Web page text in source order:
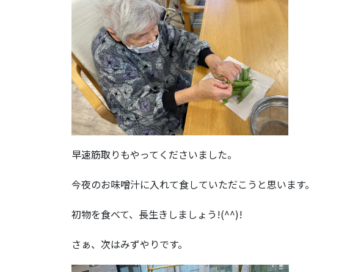
早速筋取りもやってくださいました。
今夜のお味噌汁に入れて食していただこうと思います。
初物を食べて、長生きしましょう!(^^)!
さぁ、次はみずやりです。